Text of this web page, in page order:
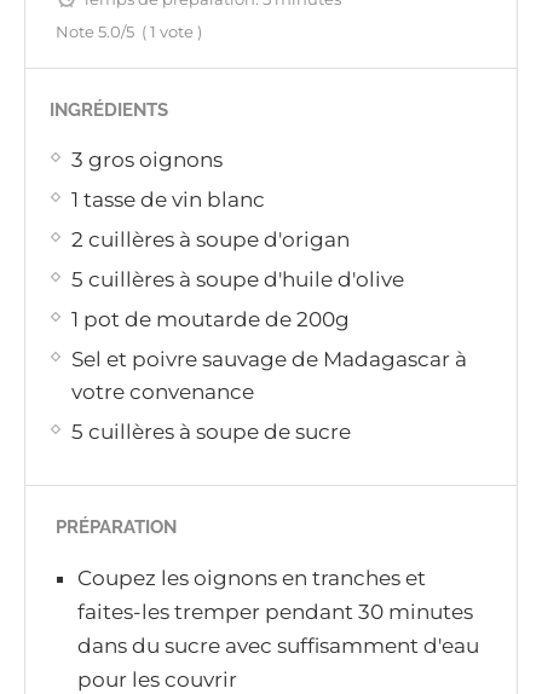
Note 5.0/5 (1 vote )
INGRÉDIENTS
3 gros oignons
1 tasse de vin blanc
2 cuillères à soupe d'origan
5 cuillères à soupe d'huile d'olive
1 pot de moutarde de 200g
Sel et poivre sauvage de Madagascar à
votre convenance
5 cuillères à soupe de sucre
PRÉPARATION
Coupez les oignons en tranches et
faites-les tremper pendant 30 minutes
dans du sucre avec suffisamment d'eau
pour les couvrir